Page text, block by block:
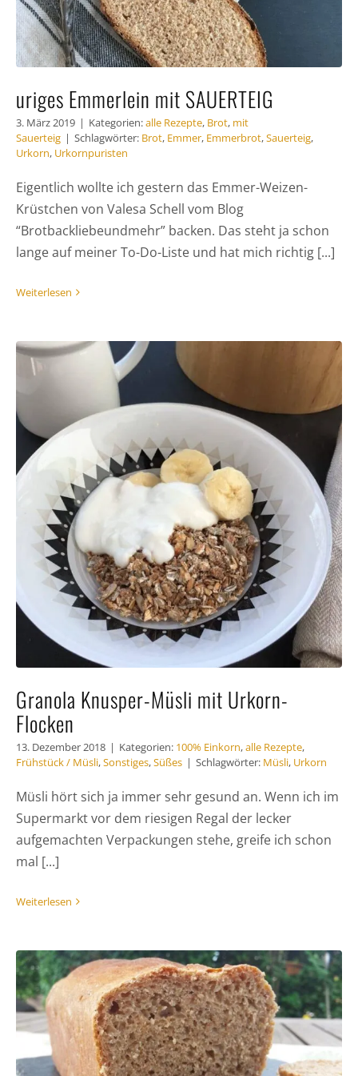
uriges Emmerlein mit SAUERTEIG
3. März 2019 | Kategorien:alle Rezepte, Brot, mit
Sauerteig | Schlagwörter: Brot, Emmer, Emmerbrot,Sauerteig,
Urkorn, Urkornpuristen
Eigentlich wollte ich gestern das Emmer-Weizen-
Krüstchen von Valesa Schell vom Blog
“Brotbackliebeundmehr” backen. Das steht ja schon
lange auf meiner To-Do-Liste und hat mich richtig [...]
Weiterlesen
Granola Knusper-Müsli mit Urkorn-
Flocken
13. Dezember 2018 | Kategorien: 100% Einkorn,alle Rezepte,
Frühstück / Müsli,Sonstiges,Süßes | Schlagwörter: Müsli, Urkorn
Müsli hört sich ja immer sehr gesund an. Wenn ich im
Supermarkt vor dem riesigen Regal der lecker
aufgemachten Verpackungen stehe, greife ich schon
mal [...]
Weiterlesen